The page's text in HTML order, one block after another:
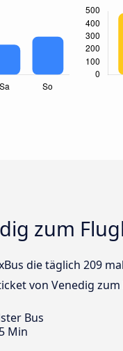
zum
die täglich 209
von Venedig
Bus
Min